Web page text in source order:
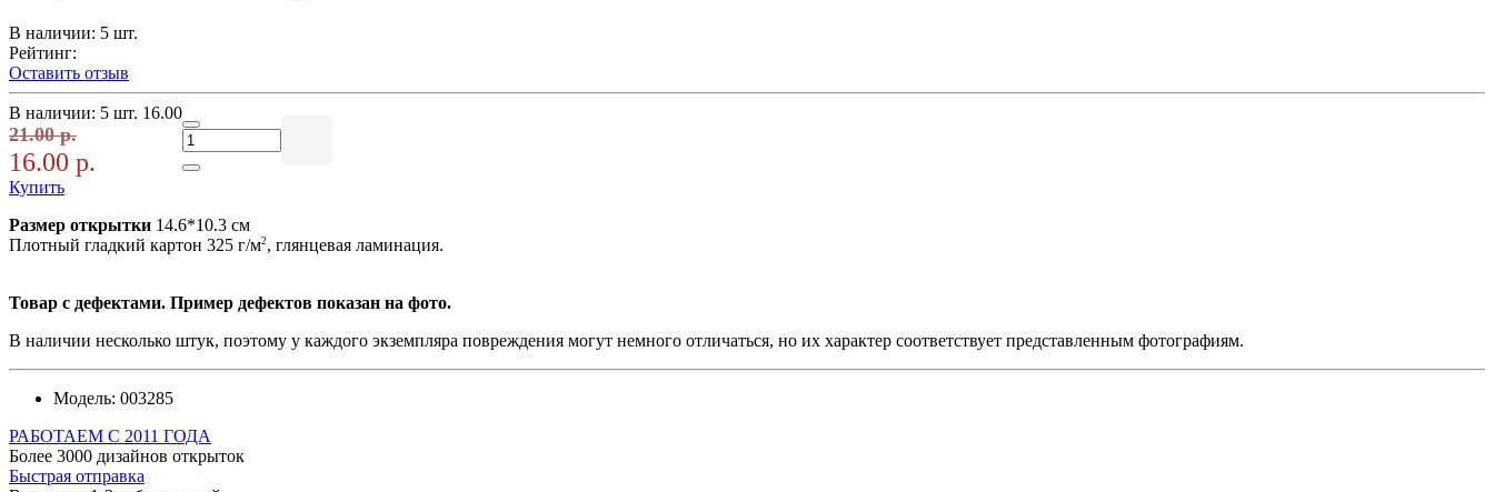
В наличии: 5 шт.
Рейтинг:
Оставить отзыв
В наличии: 5 шт. 16.00
21.00 р.
16.00 р.
Купить
Размер открытки 14.6*10.3 см
Плотный гладкий картон 325 г/м2 , глянцевая ламинация.
Товар с дефектами. Пример дефектов показан на фото.
В наличии несколько штук, поэтому у каждого экземпляра повреждения могут немного отличаться, но их характер соответствует представленным фотографиям.
Модель: 003285
РАБОТАЕМ С 2011 ГОДА
Более 3000 дизайнов открыток
Быстрая отправка